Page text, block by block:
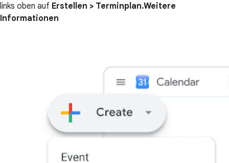
links oben auf Erstellen > Terminplan.Weitere
Informationen